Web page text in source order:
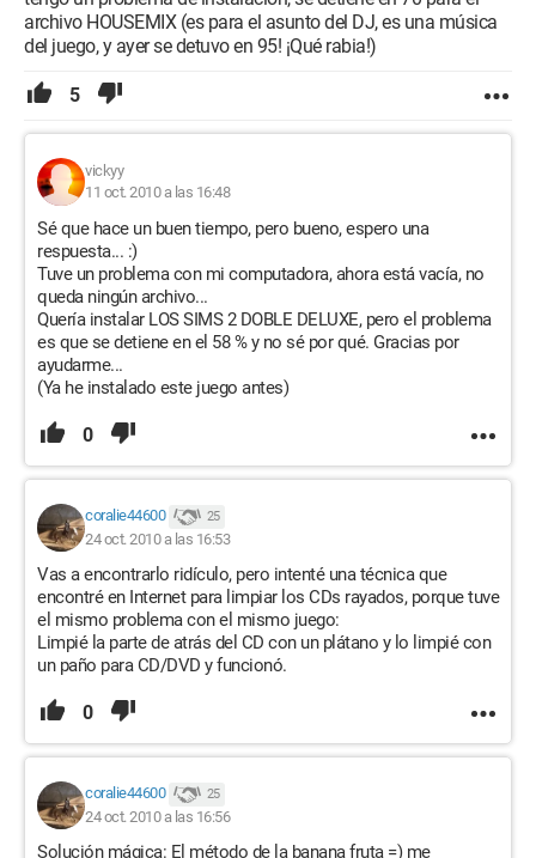
archivo HOUSEMIX (es para el asunto del DJ, es una música
del juego, y ayer se detuvo en 95! ¡Qué rabia!)
5
vickyy
11 oct. 2010 a las 16:48
Sé que hace un buen tiempo, pero bueno, espero una
respuesta... :)
Tuve un problema con mi computadora, ahora está vacía, no
queda ningún archivo...
Quería instalar LOS SIMS 2 DOBLE DELUXE, pero el problema
es que se detiene en el 58 % y no sé por qué. Gracias por
ayudarme...
(Ya he instalado este juego antes)
0
coralie44600 25
24 oct. 2010 a las 16:53
Vas a encontrarlo ridículo, pero intenté una técnica que
encontré en Internet para limpiar los CDs rayados, porque tuve
el mismo problema con el mismo juego:
Limpié la parte de atrás del CD con un plátano y lo limpié con
un paño para CD/DVD y funcionó.
0
coralie44600 25
24 oct. 2010 a las 16:56
Solución mágica: El método de la banana fruta =) me